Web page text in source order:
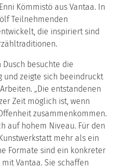
Kömmistö aus Vantaa. In
Teilnehmenden
die inspiriert sind
Dusch besuchte die
und zeigte sich beeindruckt
„Die entstandenen
Zeit möglich ist, wenn
zusammenkommen.
auf hohem Niveau. Für den
mehr als ein
Formate sind ein konkreter
Vantaa. Sie schaffen